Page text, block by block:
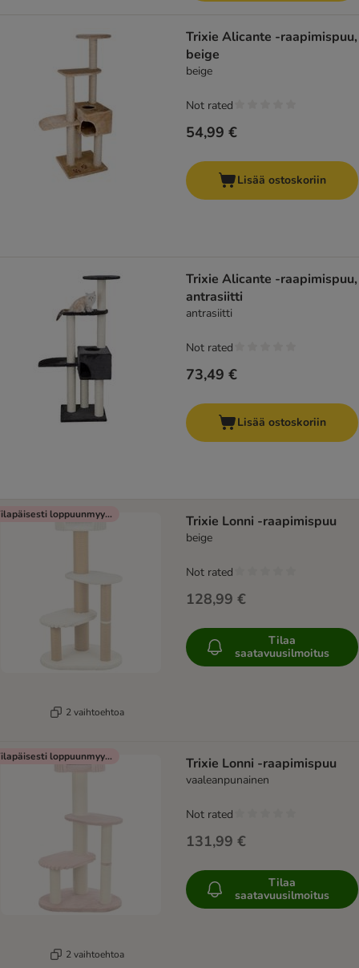
Trixie Alicante -raapimispuu,
beige
beige
54,99 €
Not rated
Lisää ostoskoriin
Trixie Alicante -raapimispuu,
antrasiitti
antrasiitti
73,49 €
Not rated
Lisää ostoskoriin
Tilapäisesti loppuunmyyty
2 vaihtoehtoa
Trixie Lonni -raapimispuu
beige
128,99 €
Not rated
Tilaa
saatavuusilmoitus
Tilapäisesti loppuunmyyty
2 vaihtoehtoa
Trixie Lonni -raapimispuu
vaaleanpunainen
131,99 €
Not rated
Tilaa
saatavuusilmoitus